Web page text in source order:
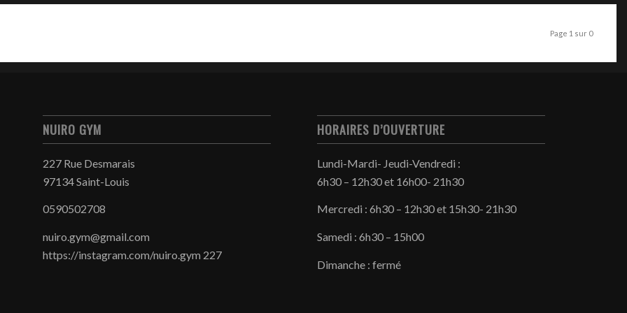
Page 1 sur 0
NUIRO GYM
227 Rue Desmarais
97134 Saint-Louis
0590502708
nuiro.gym@gmail.com
https://instagram.com/nuiro.gym 227
HORAIRES D’OUVERTURE
Lundi-Mardi- Jeudi-Vendredi :
6h30 – 12h30 et 16h00- 21h30
Mercredi : 6h30 – 12h30 et 15h30- 21h30
Samedi : 6h30 – 15h00
Dimanche : fermé